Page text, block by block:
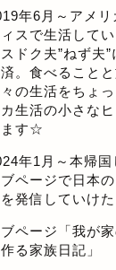
年6月～アメ
スで生活して
ドク夫”ねず夫
。食べること
の生活をちょ
カ生活の小さな
ます☆
年1月～本帰
ページで日本
発信していけ
ページ「我が
る家族日記 」